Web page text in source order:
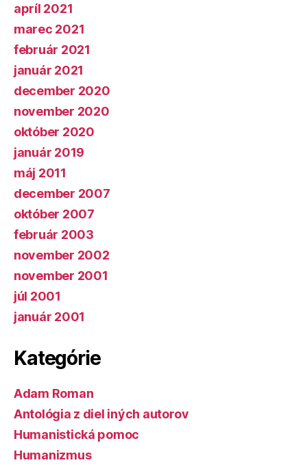
apríl 2021
marec 2021
február 2021
január 2021
december 2020
november 2020
október 2020
január 2019
máj 2011
december 2007
október 2007
február 2003
november 2002
november 2001
júl 2001
január 2001
Kategórie
Adam Roman
Antológia z diel iných autorov
Humanistická pomoc
Humanizmus